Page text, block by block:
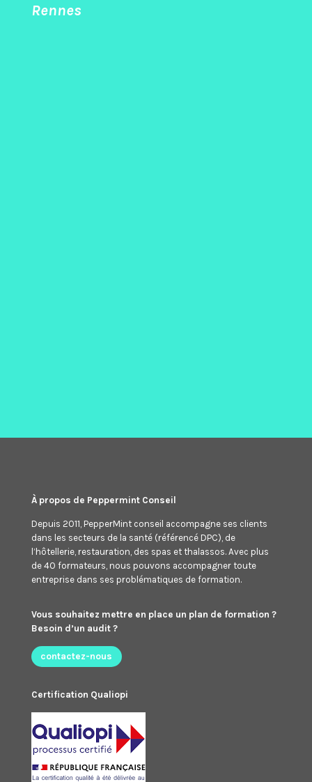
Rennes
À propos de Peppermint Conseil
Depuis 2011, PepperMint conseil accompagne ses clients
dans les secteurs de la santé (référencé DPC), de
l’hôtellerie, restauration, des spas et thalassos. Avec plus
de 40 formateurs, nous pouvons accompagner toute
entreprise dans ses problématiques de formation.
Vous souhaitez mettre en place un plan de formation ?
Besoin d’un audit ?
contactez-nous
Certification Qualiopi